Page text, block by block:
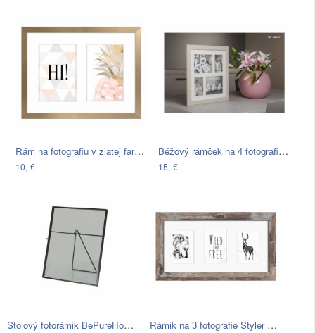
Rám na fotografiu v zlatej farbe Styler…
10,-€
Béžový rámček na 4 fotografie Styler…
15,-€
Stolový fotorámik BePureHome Gallery,… Rámik na 3 fotografie Styler Galeria…